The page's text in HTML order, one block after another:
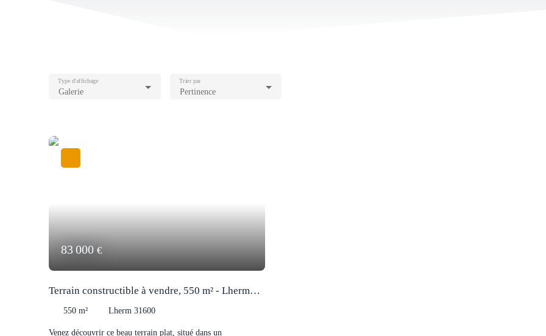
Galerie
Type d'affichage
Pertinence
Trier par
83 000 €
Terrain constructible à vendre, 550 m² - Lherm
31600
550 m² Lherm 31600
Venez découvrir ce beau terrain plat, situé dans un